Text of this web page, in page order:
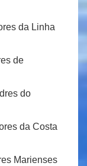
da Linha
de
do
da Costa
Marienses